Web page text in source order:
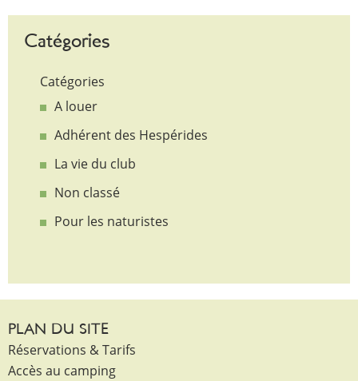
Catégories
Catégories
A louer
Adhérent des Hespérides
La vie du club
Non classé
Pour les naturistes
PLAN DU SITE
Réservations & Tarifs
Accès au camping